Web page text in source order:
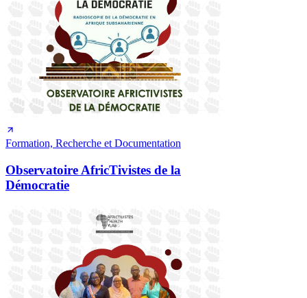
Formation, Recherche et Documentation
Observatoire AfricTivistes de la
Démocratie